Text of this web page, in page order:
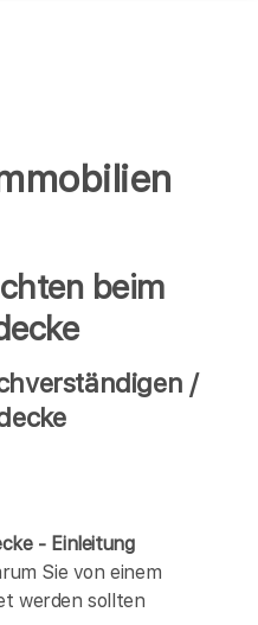
beim
/
- Einleitung
Sie von einem
werden sollten